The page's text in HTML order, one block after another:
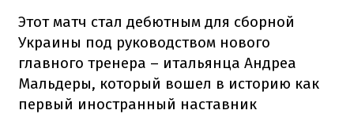
Этот матч стал дебютным для сборной
Украины под руководством нового
главного тренера – итальянца Андреа
Мальдеры, который вошел в историю как
первый иностранный наставник